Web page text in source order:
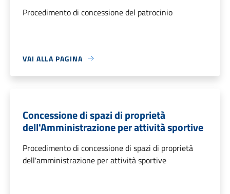
Procedimento di concessione del patrocinio
VAI ALLA PAGINA
Concessione di spazi di proprietà
dell'Amministrazione per attività sportive
Procedimento di concessione di spazi di proprietà
dell'amministrazione per attività sportive